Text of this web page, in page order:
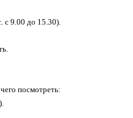
с 9.00 до 15.30).
посмотреть: